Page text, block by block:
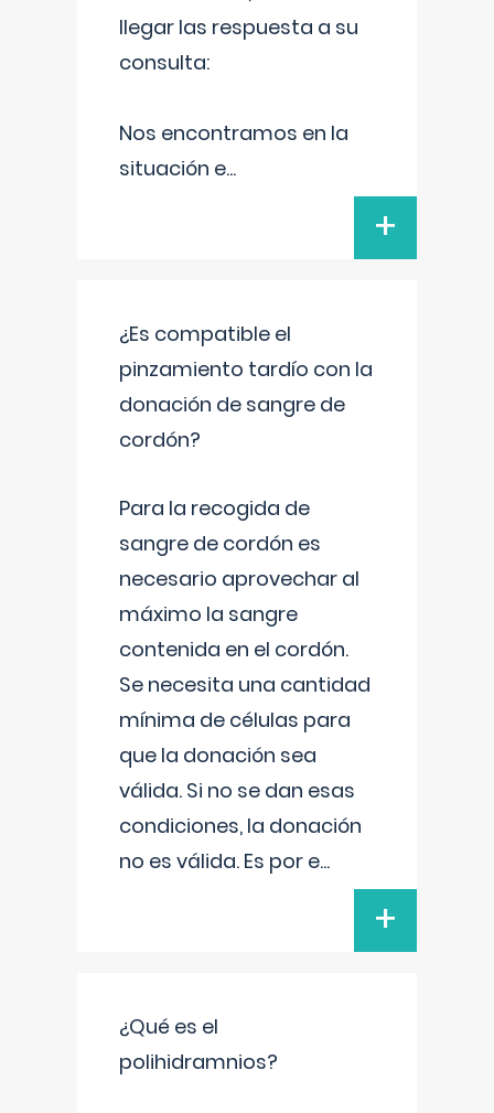
llegar las respuesta a su
consulta:
Nos encontramos en la
situación e...
+
¿Es compatible el
pinzamiento tardío con la
donación de sangre de
cordón?
Para la recogida de
sangre de cordón es
necesario aprovechar al
máximo la sangre
contenida en el cordón.
Se necesita una cantidad
mínima de células para
que la donación sea
válida. Si no se dan esas
condiciones, la donación
no es válida. Es por e...
+
¿Qué es el
polihidramnios?